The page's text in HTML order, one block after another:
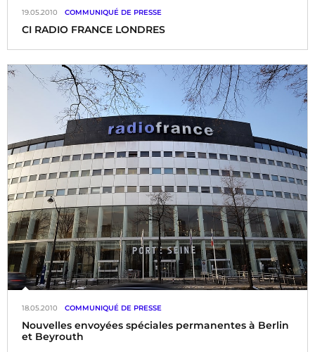
CI RADIO FRANCE LONDRES
19.05.2010 COMMUNIQUÉ DE PRESSE
Nouvelles envoyées spéciales permanentes à Berlin
et Beyrouth
18.05.2010 COMMUNIQUÉ DE PRESSE